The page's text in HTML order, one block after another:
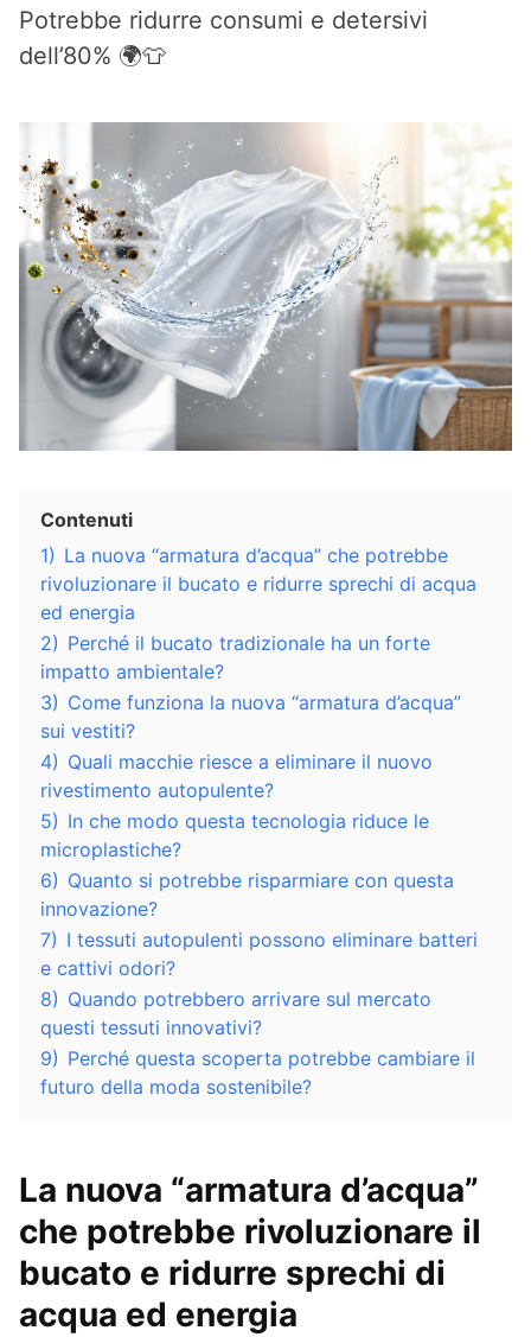
Potrebbe ridurre consumi e detersivi
dell’80% 🌍👕
Contenuti
1) La nuova “armatura d’acqua” che potrebbe
rivoluzionare il bucato e ridurre sprechi di acqua
ed energia
2) Perché il bucato tradizionale ha un forte
impatto ambientale?
3) Come funziona la nuova “armatura d’acqua”
sui vestiti?
4) Quali macchie riesce a eliminare il nuovo
rivestimento autopulente?
5) In che modo questa tecnologia riduce le
microplastiche?
6) Quanto si potrebbe risparmiare con questa
innovazione?
7) I tessuti autopulenti possono eliminare batteri
e cattivi odori?
8) Quando potrebbero arrivare sul mercato
questi tessuti innovativi?
9) Perché questa scoperta potrebbe cambiare il
futuro della moda sostenibile?
La nuova “armatura d’acqua”
che potrebbe rivoluzionare il
bucato e ridurre sprechi di
acqua ed energia